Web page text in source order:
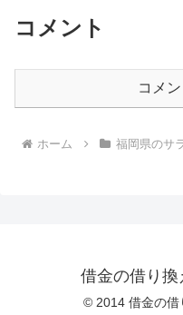
コメント
コメ
ホーム 福岡県のサ
借金の借り
© 2014 借金の借